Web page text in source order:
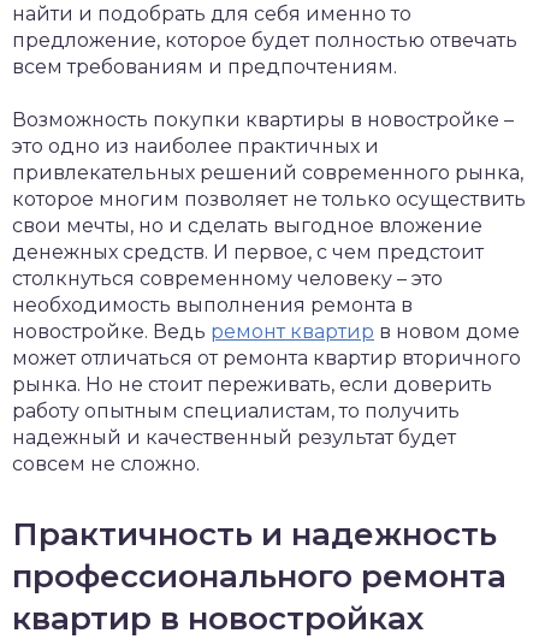
найти и подобрать для себя именно то
предложение, которое будет полностью отвечать
всем требованиям и предпочтениям.
Возможность покупки квартиры в новостройке –
это одно из наиболее практичных и
привлекательных решений современного рынка,
которое многим позволяет не только осуществить
свои мечты, но и сделать выгодное вложение
денежных средств. И первое, с чем предстоит
столкнуться современному человеку – это
необходимость выполнения ремонта в
новостройке. Ведь ремонт квартир в новом доме
может отличаться от ремонта квартир вторичного
рынка. Но не стоит переживать, если доверить
работу опытным специалистам, то получить
надежный и качественный результат будет
совсем не сложно.
Практичность и надежность
профессионального ремонта
квартир в новостройках